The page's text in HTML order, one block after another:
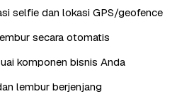
selfie dan lokasi GPS/geofence
secara otomatis
komponen bisnis Anda
lembur berjenjang